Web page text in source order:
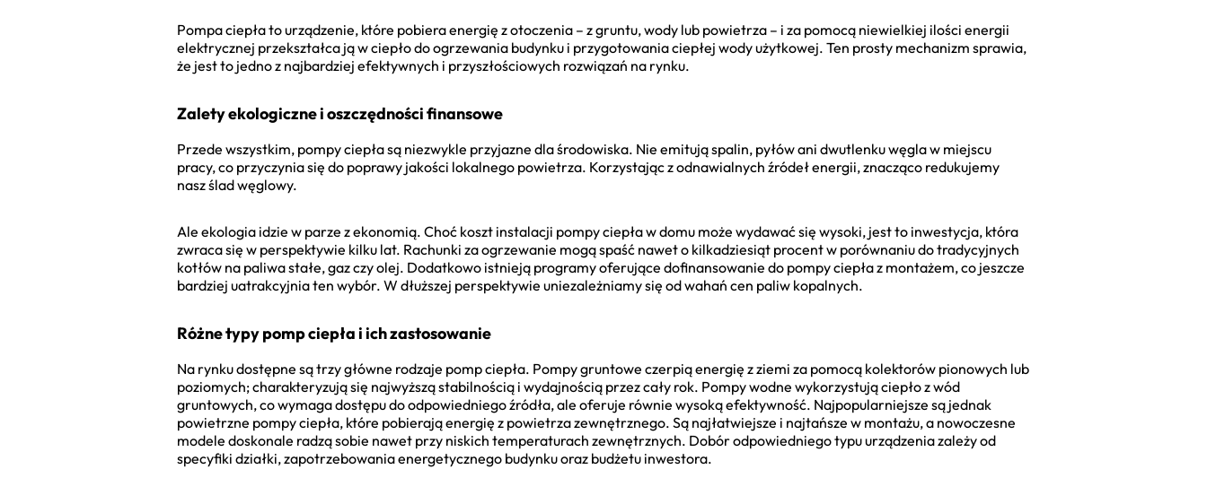
Pompa ciepła to urządzenie, które pobiera energię z otoczenia – z gruntu, wody lub powietrza – i za pomocą niewielkiej ilości energii
elektrycznej przekształca ją w ciepło do ogrzewania budynku i przygotowania ciepłej wody użytkowej. Ten prosty mechanizm sprawia,
że jest to jedno z najbardziej efektywnych i przyszłościowych rozwiązań na rynku.
Zalety ekologiczne i oszczędności finansowe
Przede wszystkim, pompy ciepła są niezwykle przyjazne dla środowiska. Nie emitują spalin, pyłów ani dwutlenku węgla w miejscu
pracy, co przyczynia się do poprawy jakości lokalnego powietrza. Korzystając z odnawialnych źródeł energii, znacząco redukujemy
nasz ślad węglowy.
Ale ekologia idzie w parze z ekonomią. Choć koszt instalacji pompy ciepła w domu może wydawać się wysoki, jest to inwestycja, która
zwraca się w perspektywie kilku lat. Rachunki za ogrzewanie mogą spaść nawet o kilkadziesiąt procent w porównaniu do tradycyjnych
kotłów na paliwa stałe, gaz czy olej. Dodatkowo istnieją programy oferujące dofinansowanie do pompy ciepła z montażem, co jeszcze
bardziej uatrakcyjnia ten wybór. W dłuższej perspektywie uniezależniamy się od wahań cen paliw kopalnych.
Różne typy pomp ciepła i ich zastosowanie
Na rynku dostępne są trzy główne rodzaje pomp ciepła. Pompy gruntowe czerpią energię z ziemi za pomocą kolektorów pionowych lub
poziomych; charakteryzują się najwyższą stabilnością i wydajnością przez cały rok. Pompy wodne wykorzystują ciepło z wód
gruntowych, co wymaga dostępu do odpowiedniego źródła, ale oferuje równie wysoką efektywność. Najpopularniejsze są jednak
powietrzne pompy ciepła, które pobierają energię z powietrza zewnętrznego. Są najłatwiejsze i najtańsze w montażu, a nowoczesne
modele doskonale radzą sobie nawet przy niskich temperaturach zewnętrznych. Dobór odpowiedniego typu urządzenia zależy od
specyfiki działki, zapotrzebowania energetycznego budynku oraz budżetu inwestora.